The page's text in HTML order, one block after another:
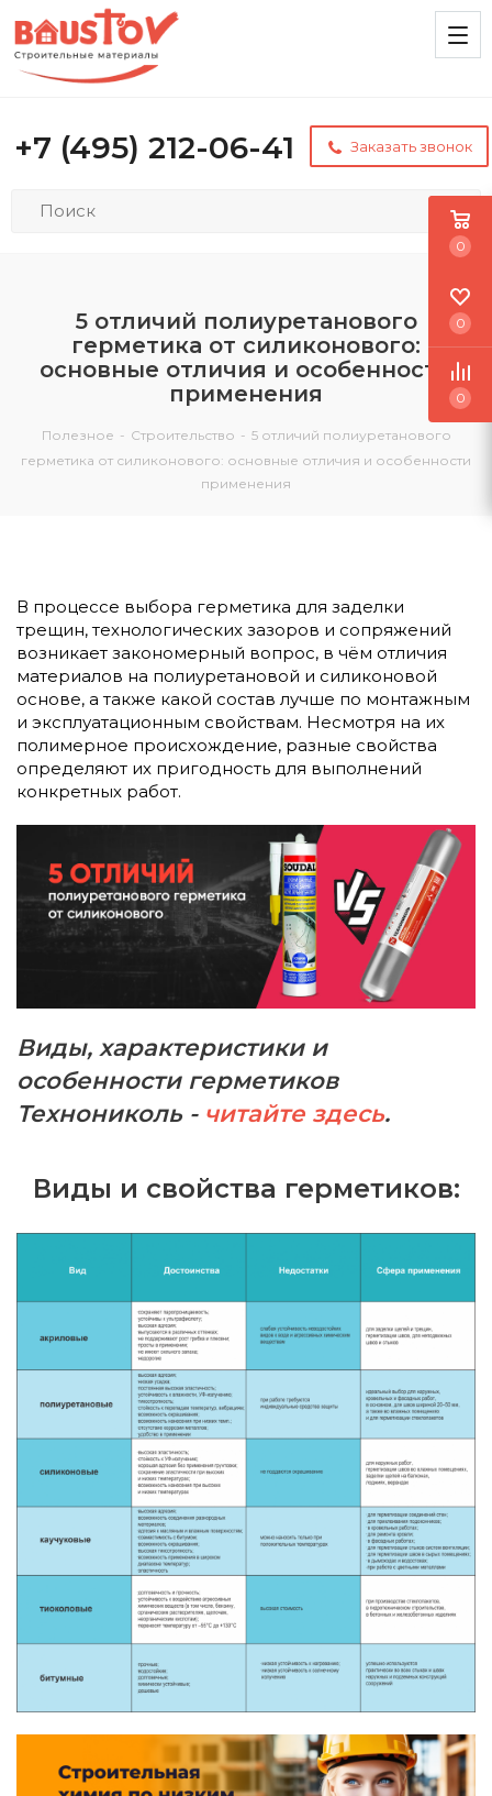
+7 (495) 212-06-41 Заказать звонок
5 отличий полиуретанового
герметика от силиконового:
основные отличия и особенности
применения
Полезное - Строительство - 5 отличий полиуретанового
герметика от силиконового: основные отличия и особенности
применения
В процессе выбора герметика для заделки
трещин, технологических зазоров и сопряжений
возникает закономерный вопрос, в чём отличия
материалов на полиуретановой и силиконовой
основе, а также какой состав лучше по монтажным
и эксплуатационным свойствам. Несмотря на их
полимерное происхождение, разные свойства
определяют их пригодность для выполнений
конкретных работ.
Виды, характеристики и
особенности герметиков
Технониколь - читайте здесь.
Виды и свойства герметиков:
0
0
0